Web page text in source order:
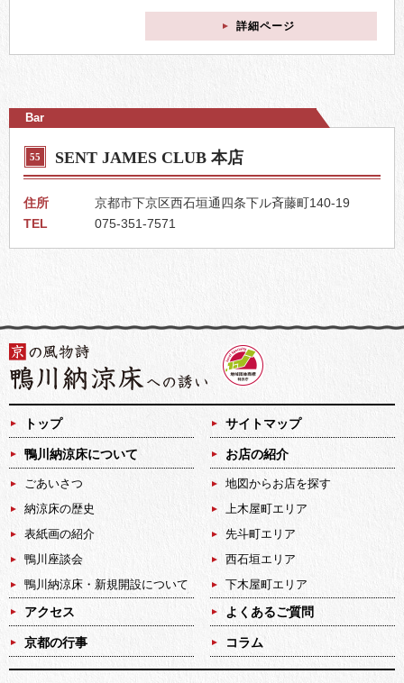
詳細ページ
Bar
55 SENT JAMES CLUB 本店
住所
京都市下京区西石垣通四条下ル斉藤町140-19
TEL
075-351-7571
トップ サイトマップ
鴨川納涼床について
ごあいさつ
納涼床の歴史
表紙画の紹介
鴨川座談会
鴨川納涼床・新規開設について
お店の紹介
地図からお店を探す
上木屋町エリア
先斗町エリア
西石垣エリア
下木屋町エリア
アクセス よくあるご質問
京都の行事 コラム